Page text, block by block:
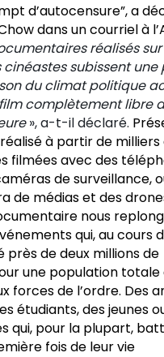
d’autocensure”, a
dans un courriel à
réalisés
subissent une
du climat politique
film complètement libre
», a-t-il déclaré.
à partir de milliers
filmées avec des
de surveillance,
de médias et des
nous
qui,au cours
près de deux millions de
une population totale
forces de l’ordre. Des
étudiants, des jeunes
qui, pour la plupart,
fois de leur vie